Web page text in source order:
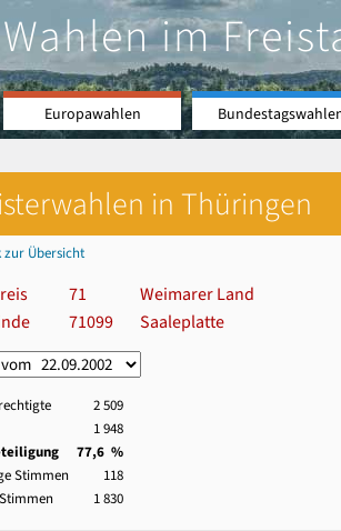
Wahlen im
Europawahlen
in Thüringen
zur Übersicht
71
Weimarer Land
71099 Saaleplatte
2 509
1 948
77,6 %
Stimmen
118
1 830